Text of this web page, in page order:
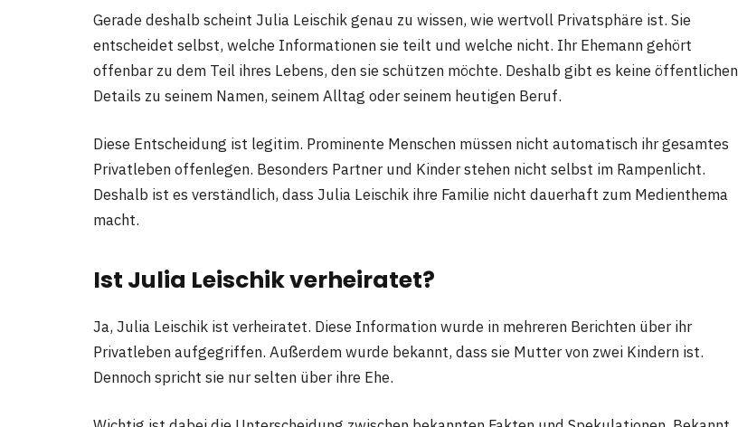
Gerade deshalb scheint Julia Leischik genau zu wissen, wie wertvoll Privatsphäre ist. Sie
entscheidet selbst, welche Informationen sie teilt und welche nicht. Ihr Ehemann gehört
offenbar zu dem Teil ihres Lebens, den sie schützen möchte. Deshalb gibt es keine öffentlichen
Details zu seinem Namen, seinem Alltag oder seinem heutigen Beruf.
Diese Entscheidung ist legitim. Prominente Menschen müssen nicht automatisch ihr gesamtes
Privatleben offenlegen. Besonders Partner und Kinder stehen nicht selbst im Rampenlicht.
Deshalb ist es verständlich, dass Julia Leischik ihre Familie nicht dauerhaft zum Medienthema
macht.
Ist Julia Leischik verheiratet?
Ja, Julia Leischik ist verheiratet. Diese Information wurde in mehreren Berichten über ihr
Privatleben aufgegriffen. Außerdem wurde bekannt, dass sie Mutter von zwei Kindern ist.
Dennoch spricht sie nur selten über ihre Ehe.